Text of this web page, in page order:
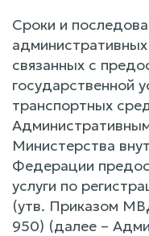
Сроки и
связанных с
государственной
транспортных
Министерства
Федерации
услуги по
(утв. Приказом
950) (далее –